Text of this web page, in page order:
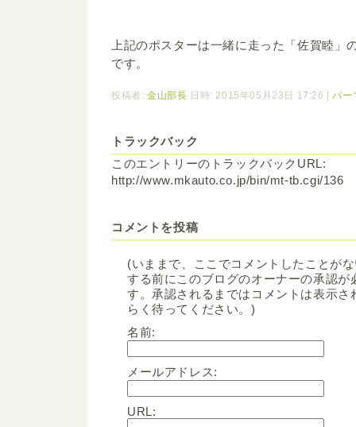
上記のポスターは一緒に走った「佐賀睦」
です。
投稿者:金山部長 日時: 2015年05月23日 17:26 パー
トラックバック
このエントリーのトラックバックURL:
http://www.mkauto.co.jp/bin/mt-tb.cgi/136
コメントを投稿
(いままで、ここでコメントしたことが
する前にこのブログのオーナーの承認が
す。承認されるまではコメントは表示さ
らく待ってください。)
名前:
メールアドレス:
URL: